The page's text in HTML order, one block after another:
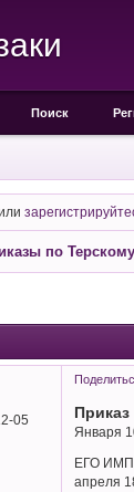
Поиск
по
05
Января
ЕГО
апреля